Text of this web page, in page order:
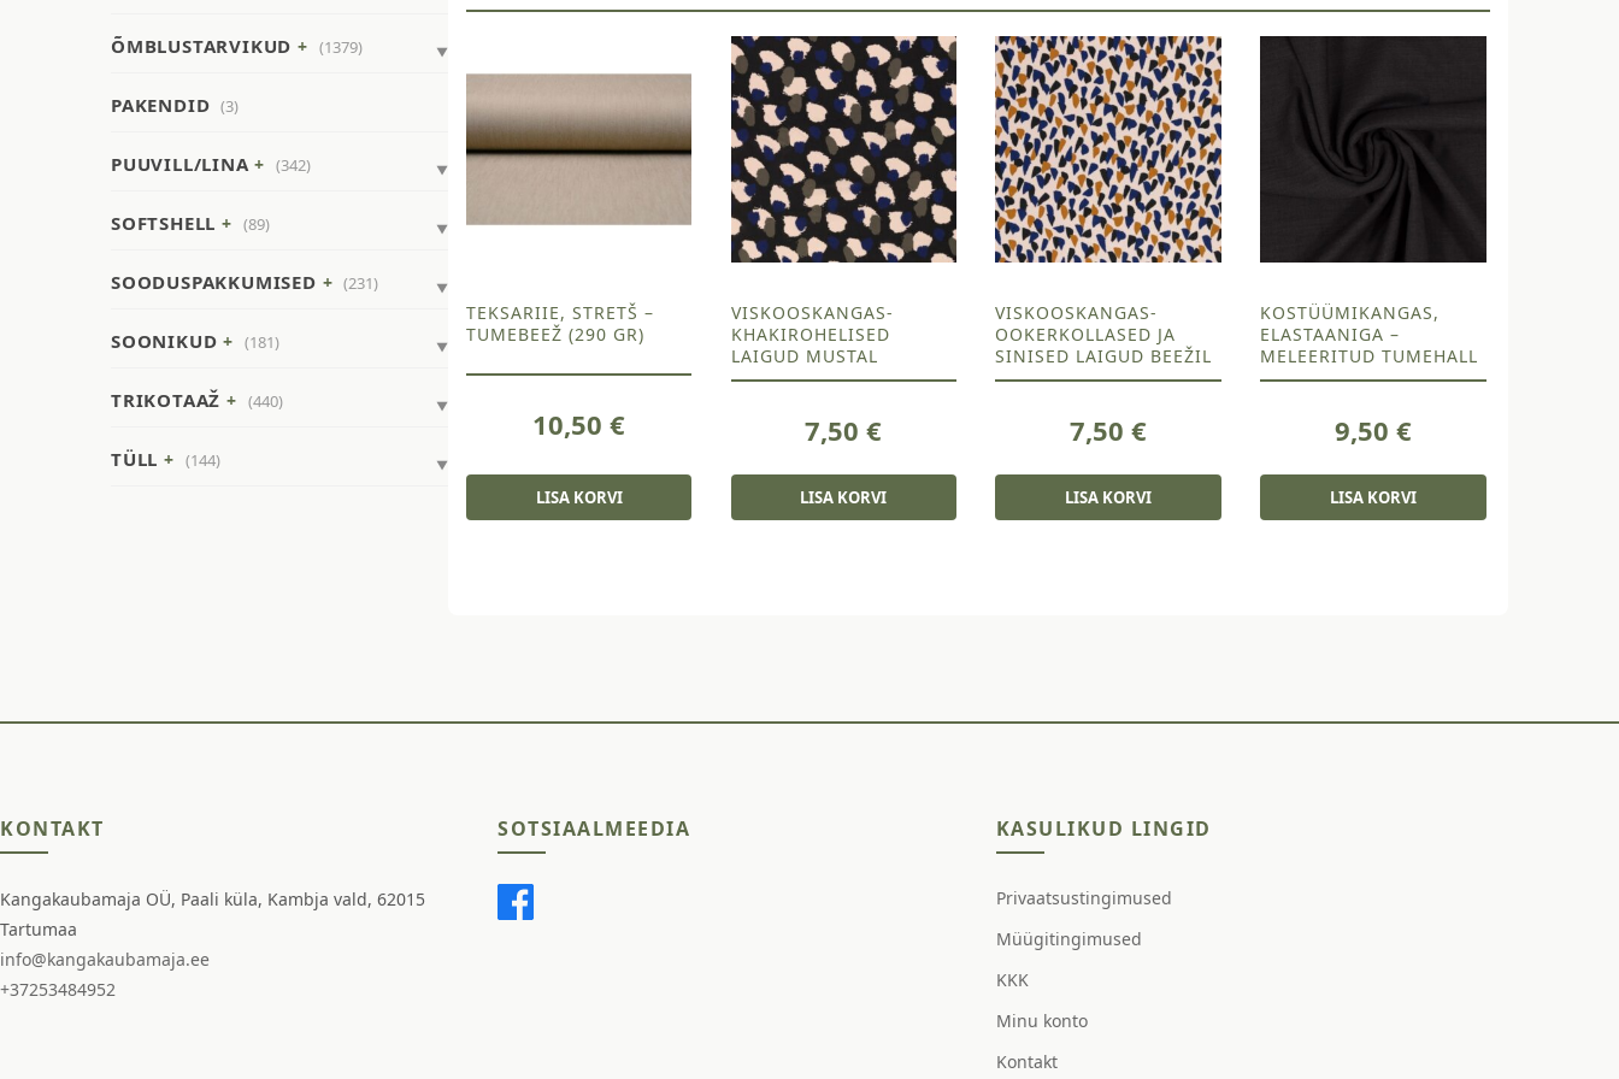
ÕMBLUSTARVIKUD (1379)
PAKENDID (3)
PUUVILL/LINA (342)
SOFTSHELL (89)
SOODUSPAKKUMISED (231)
SOONIKUD (181)
TRIKOTAAŽ (440)
TÜLL (144)
TEKSARIIE, STRETŠ –
TUMEBEEŽ (290 GR)
10,50€
LISA KORVI
VISKOOSKANGAS-
KHAKIROHELISED
LAIGUD MUSTAL
7,50€
LISA KORVI
VISKOOSKANGAS-
OOKERKOLLASED JA
SINISED LAIGUD BEEŽIL
7,50€
LISA KORVI
KOSTÜÜMIKANGAS,
ELASTAANIGA –
MELEERITUD TUMEHALL
9,50 €
LISA KORVI
KONTAKT
Kangakaubamaja OÜ, Paali küla, Kambja vald, 62015
Tartumaa
info@kangakaubamaja.ee
+37253484952
SOTSIAALMEEDIA KASULIKUD LINGID
Privaatsustingimused
Müügitingimused
KKK
Minu konto
Kontakt